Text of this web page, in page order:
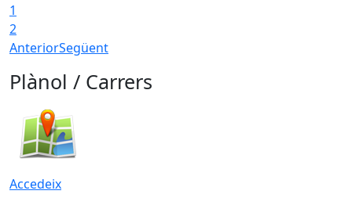
1
2
AnteriorSegüent
Plànol / Carrers
Accedeix